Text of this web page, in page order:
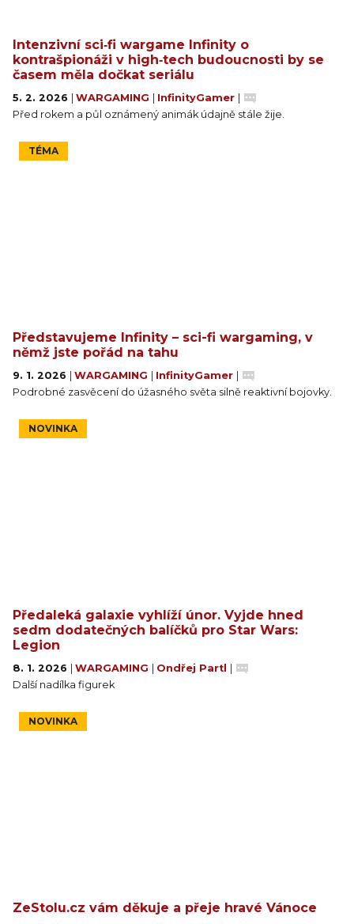
Intenzivní sci‑fi wargame Infinity o
kontrašpionáži v high‑tech budoucnosti by se
časem měla dočkat seriálu
5. 2. 2026 WARGAMING InfinityGamer
Před rokem a půl oznámený animák údajně stále žije.
TÉMA
Představujeme Infinity – sci-fi wargaming, v
němž jste pořád na tahu
9. 1. 2026 WARGAMING InfinityGamer
Podrobné zasvěcení do úžasného světa silně reaktivní bojovky.
NOVINKA
Předaleká galaxie vyhlíží únor. Vyjde hned
sedm dodatečných balíčků pro Star Wars:
Legion
8. 1. 2026 WARGAMING Ondřej Partl
Další nadílka figurek
NOVINKA
ZeStolu.cz vám děkuje a přeje hravé Vánoce